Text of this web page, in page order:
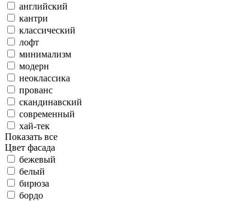
английский
кантри
классический
лофт
минимализм
модерн
неоклассика
прованс
скандинавский
современный
хай-тек
Показать все
Цвет фасада
бежевый
белый
бирюза
бордо